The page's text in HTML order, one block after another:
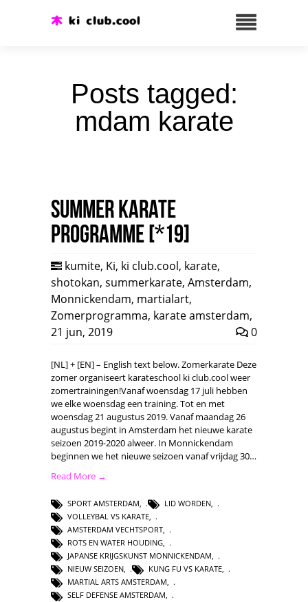
Posts tagged:
mdam karate
Summer karate
programme [*19]
kumite, Ki, ki club.cool, karate,
shotokan, summerkarate, Amsterdam,
Monnickendam, martialart,
Zomerprogramma, karate amsterdam,
21 jun, 2019
0
[NL] + [EN] – English text below. Zomerkarate Deze
zomer organiseert karateschool ki club.cool weer
zomertrainingen!Vanaf woensdag 17 juli hebben
we elke woensdag een training. Tot en met
woensdag 21 augustus 2019. Vanaf maandag 26
augustus begint in Amsterdam het nieuwe karate
seizoen 2019-2020 alweer. In Monnickendam
beginnen we het nieuwe seizoen vanaf vrijdag 30…
Read More →
SPORT AMSTERDAM, LID WORDEN,
VOLLEYBAL VS KARATE,
AMSTERDAM VECHTSPORT,
ROTS EN WATER HOUDING,
JAPANSE KRIJGSKUNST MONNICKENDAM,
NIEUW SEIZOEN, KUNG FU VS KARATE,
MARTIAL ARTS AMSTERDAM,
SELF DEFENSE AMSTERDAM,